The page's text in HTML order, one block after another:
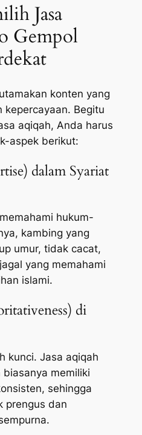
Jasa
Gempol
konten yang
kepercayaan. Begitu
aqiqah, Anda harus
aspek berikut:
dalam Syariat
hukum-
kambing yang
umur, tidak cacat,
yang memahami
islami.
di
kunci. Jasa aqiqah
memiliki
sehingga
prengus dan